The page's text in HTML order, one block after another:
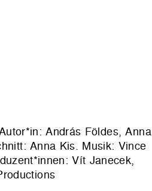
András Földes, Anna
Anna Kis. Musik: Vince
Vít Janecek,